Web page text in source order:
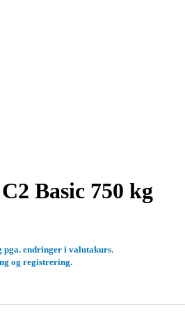
Basic 750 kg
endringer i valutakurs.
og registrering.